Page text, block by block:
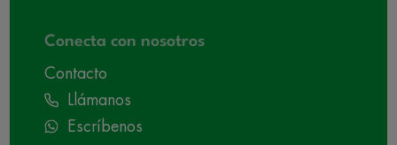
Conecta con nosotros
Contacto
Llámanos
Escríbenos